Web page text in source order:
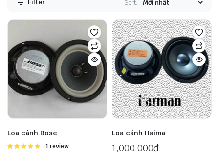
Filter Sort:
Loa cánh Bose
Được
1 review
Loa cánh Haima
1,000,000₫